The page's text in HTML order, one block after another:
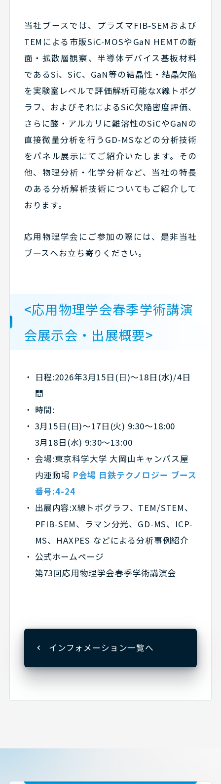
当社ブースでは、プラズマFIB-SEMおよび
TEMによる市販SiC-MOSやGaN HEMTの断
面・拡散層観察、半導体デバイス基板材料
であるSi、SiC、GaN等の結晶性・結晶欠陥
を実験室レベルで評価解析可能なX線トポグ
ラフ、およびそれによるSiC欠陥密度評価、
さらに酸・アルカリに難溶性のSiCやGaNの
直接微量分析を行うGD-MSなどの分析技術
をパネル展示にてご紹介いたします。その
他、物理分析・化学分析など、当社の特長
のある分析解析技術についてもご紹介して
おります。
応用物理学会にご参加の際には、是非当社
ブースへお立ち寄りください。
<応用物理学会春季学術講演
会展示会・出展概要>
日程:2026年3月15日(日)～18日(水)/4日
間
時間:
3月15日(日)～17日(火) 9:30〜18:00
3月18日(水) 9:30〜13:00
会場:東京科学大学 大岡山キャンパス屋
内運動場 P会場 日鉄テクノロジー ブース
番号:4-24
出展内容:X線トポグラフ、TEM/STEM、
PFIB-SEM、ラマン分光、GD-MS、ICP-
MS、HAXPES などによる分析事例紹介
公式ホームページ
第73回応用物理学会春季学術講演会
インフォメーション一覧へ